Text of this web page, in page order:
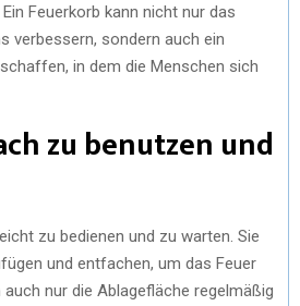
Feuerkorb kann nicht nur das
verbessern, sondern auch ein
in dem die Menschen sich
zu benutzen und
zu bedienen und zu warten. Sie
und entfachen, um das Feuer
nur die Ablagefläche regelmäßig